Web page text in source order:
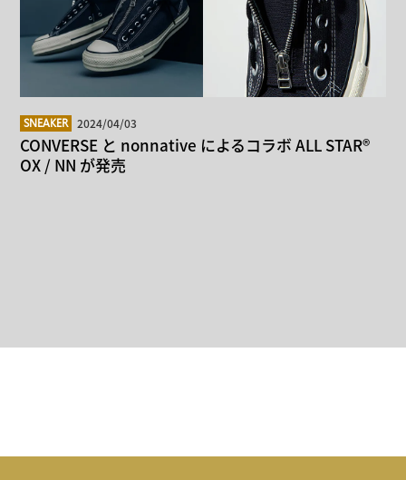
SNEAKER 2024/04/03
CONVERSE と nonnative によるコラボ ALL STAR®
OX / NN が発売